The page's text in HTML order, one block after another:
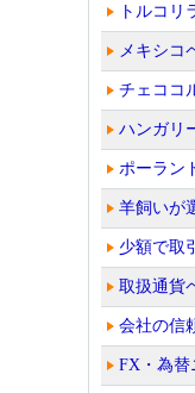
トルコリ
メキシコ
チェココ
ハンガリ
ポーラン
羊飼いが
少額で取
取扱通貨
会社の信
FX・為替